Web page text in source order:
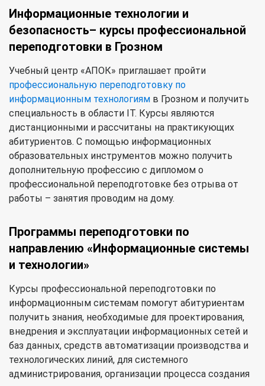
Информационные технологии и
безопасность– курсы профессиональной
переподготовки в Грозном
Учебный центр «АПОК» приглашает пройти
профессиональную переподготовку по
информационным технологиям в Грозном и получить
специальность в области IT. Курсы являются
дистанционными и рассчитаны на практикующих
абитуриентов. С помощью информационных
образовательных инструментов можно получить
дополнительную профессию с дипломом о
профессиональной переподготовке без отрыва от
работы – занятия проводим на дому.
Программы переподготовки по
направлению «Информационные системы
и технологии»
Курсы профессиональной переподготовки по
информационным системам помогут абитуриентам
получить знания, необходимые для проектирования,
внедрения и эксплуатации информационных сетей и
баз данных, средств автоматизации производства и
технологических линий, для системного
администрирования, организации процесса создания